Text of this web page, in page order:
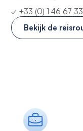
✓ +33 (0) 1 46 67
Bekijk de